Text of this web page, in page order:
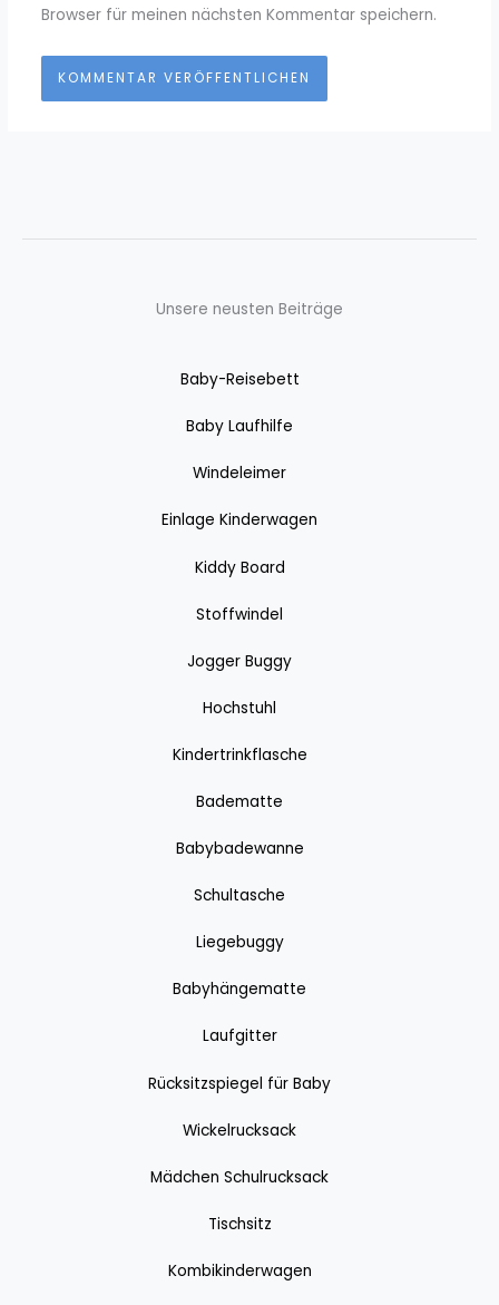
Browser für meinen nächsten Kommentar speichern.
Unsere neusten Beiträge
Baby-Reisebett
Baby Laufhilfe
Windeleimer
Einlage Kinderwagen
Kiddy Board
Stoffwindel
Jogger Buggy
Hochstuhl
Kindertrinkflasche
Badematte
Babybadewanne
Schultasche
Liegebuggy
Babyhängematte
Laufgitter
Rücksitzspiegel für Baby
Wickelrucksack
Mädchen Schulrucksack
Tischsitz
Kombikinderwagen